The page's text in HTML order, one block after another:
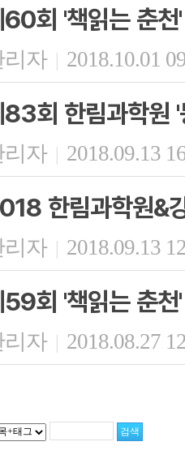
회 '책읽는 춘천'
리자 | 2018.10.01
회 한림과학원
리자 | 2018.09.13
한림과학원&
리자 | 2018.09.13
회 '책읽는 춘천'
리자 | 2018.08.27